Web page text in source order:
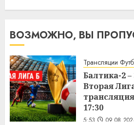
ВОЗМОЖНО, ВЫ
Трансляции
Балтика-2
Вторая
17:30
5:53